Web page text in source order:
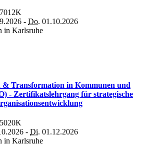
- Do. 01.10.2026
in Karlsruhe
Transformation in Kommunen und
- Zertifikatslehrgang für strategische
- Di. 01.12.2026
in Karlsruhe